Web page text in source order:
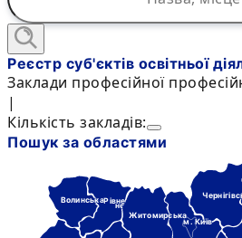
Реєстр суб'єктів освітньої
Заклади професійної
|
Кількість закладів:
Пошук за областями
м. Київ
Рівне-
нська
Волинська
Житомирська